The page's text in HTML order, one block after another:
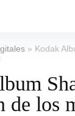
» Kodak
de los